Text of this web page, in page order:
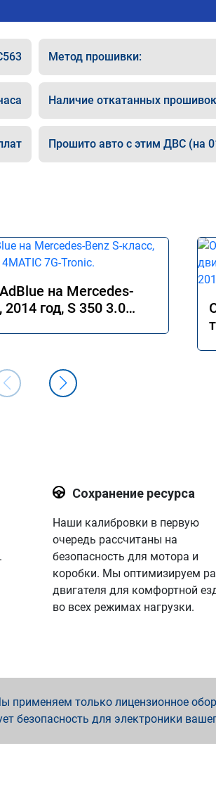
Метод прошивки:
Наличие откатанных
Прошито авто с этим ДВС (на
на Mercedes-
2014 год, S 350 3.0
Сохранение ресурса
Наши калибровки в первую
очередь рассчитаны на
безопасность для мотора и
коробки. Мы оптимизируем
двигателя для комфортной
во всех режимах нагрузки.
только лицензионное
безопасность для электроники